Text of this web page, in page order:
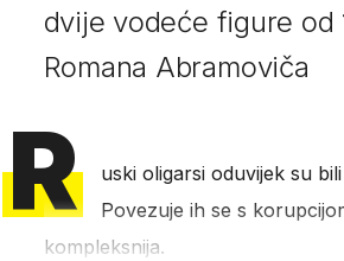
dvije vodeće figure od
Romana Abramoviča
R
uski oligarsi oduvijek su
Povezuje ih se s
kompleksnija.